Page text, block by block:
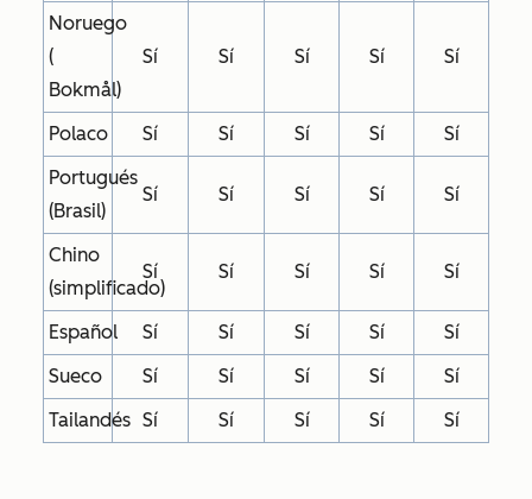
Noruego
(
Bokmål)
Sí Sí Sí Sí Sí
Polaco Sí Sí Sí Sí
Sí
Portugués
(Brasil)
Sí Sí Sí Sí Sí
Chino
(simplificado)
Sí Sí Sí Sí Sí
Español Sí Sí Sí Sí
Sí
Sueco
Sí Sí Sí Sí
Sí
Tailandés Sí Sí Sí Sí Sí